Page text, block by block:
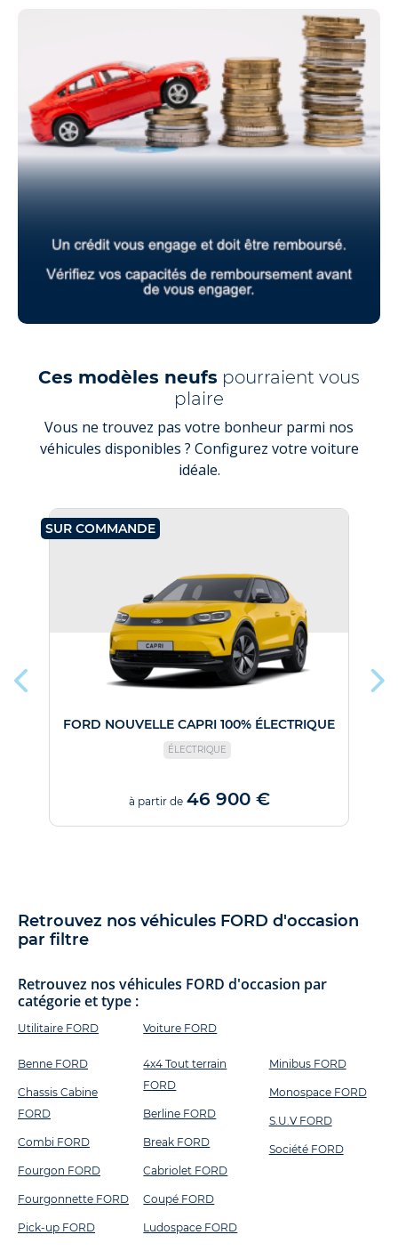
Ces modèles neufs pourraient vous
plaire
Vous ne trouvez pas votre bonheur parmi nos
véhicules disponibles ? Configurez votre voiture
idéale.
SUR COMMANDE
FORD NOUVELLE CAPRI 100% ÉLECTRIQUE
ÉLECTRIQUE
à partir de 46 900 €
Retrouvez nos véhicules FORD d'occasion
par filtre
Retrouvez nos véhicules FORD d'occasion par
catégorie et type :
Utilitaire FORD Voiture FORD
Benne FORD
Chassis Cabine
FORD
Combi FORD
Fourgon FORD
Fourgonnette FORD
Pick-up FORD
4x4 Tout terrain
FORD
Berline FORD
Break FORD
Cabriolet FORD
Coupé FORD
Ludospace FORD
Minibus FORD
Monospace FORD
S.U.V FORD
Société FORD